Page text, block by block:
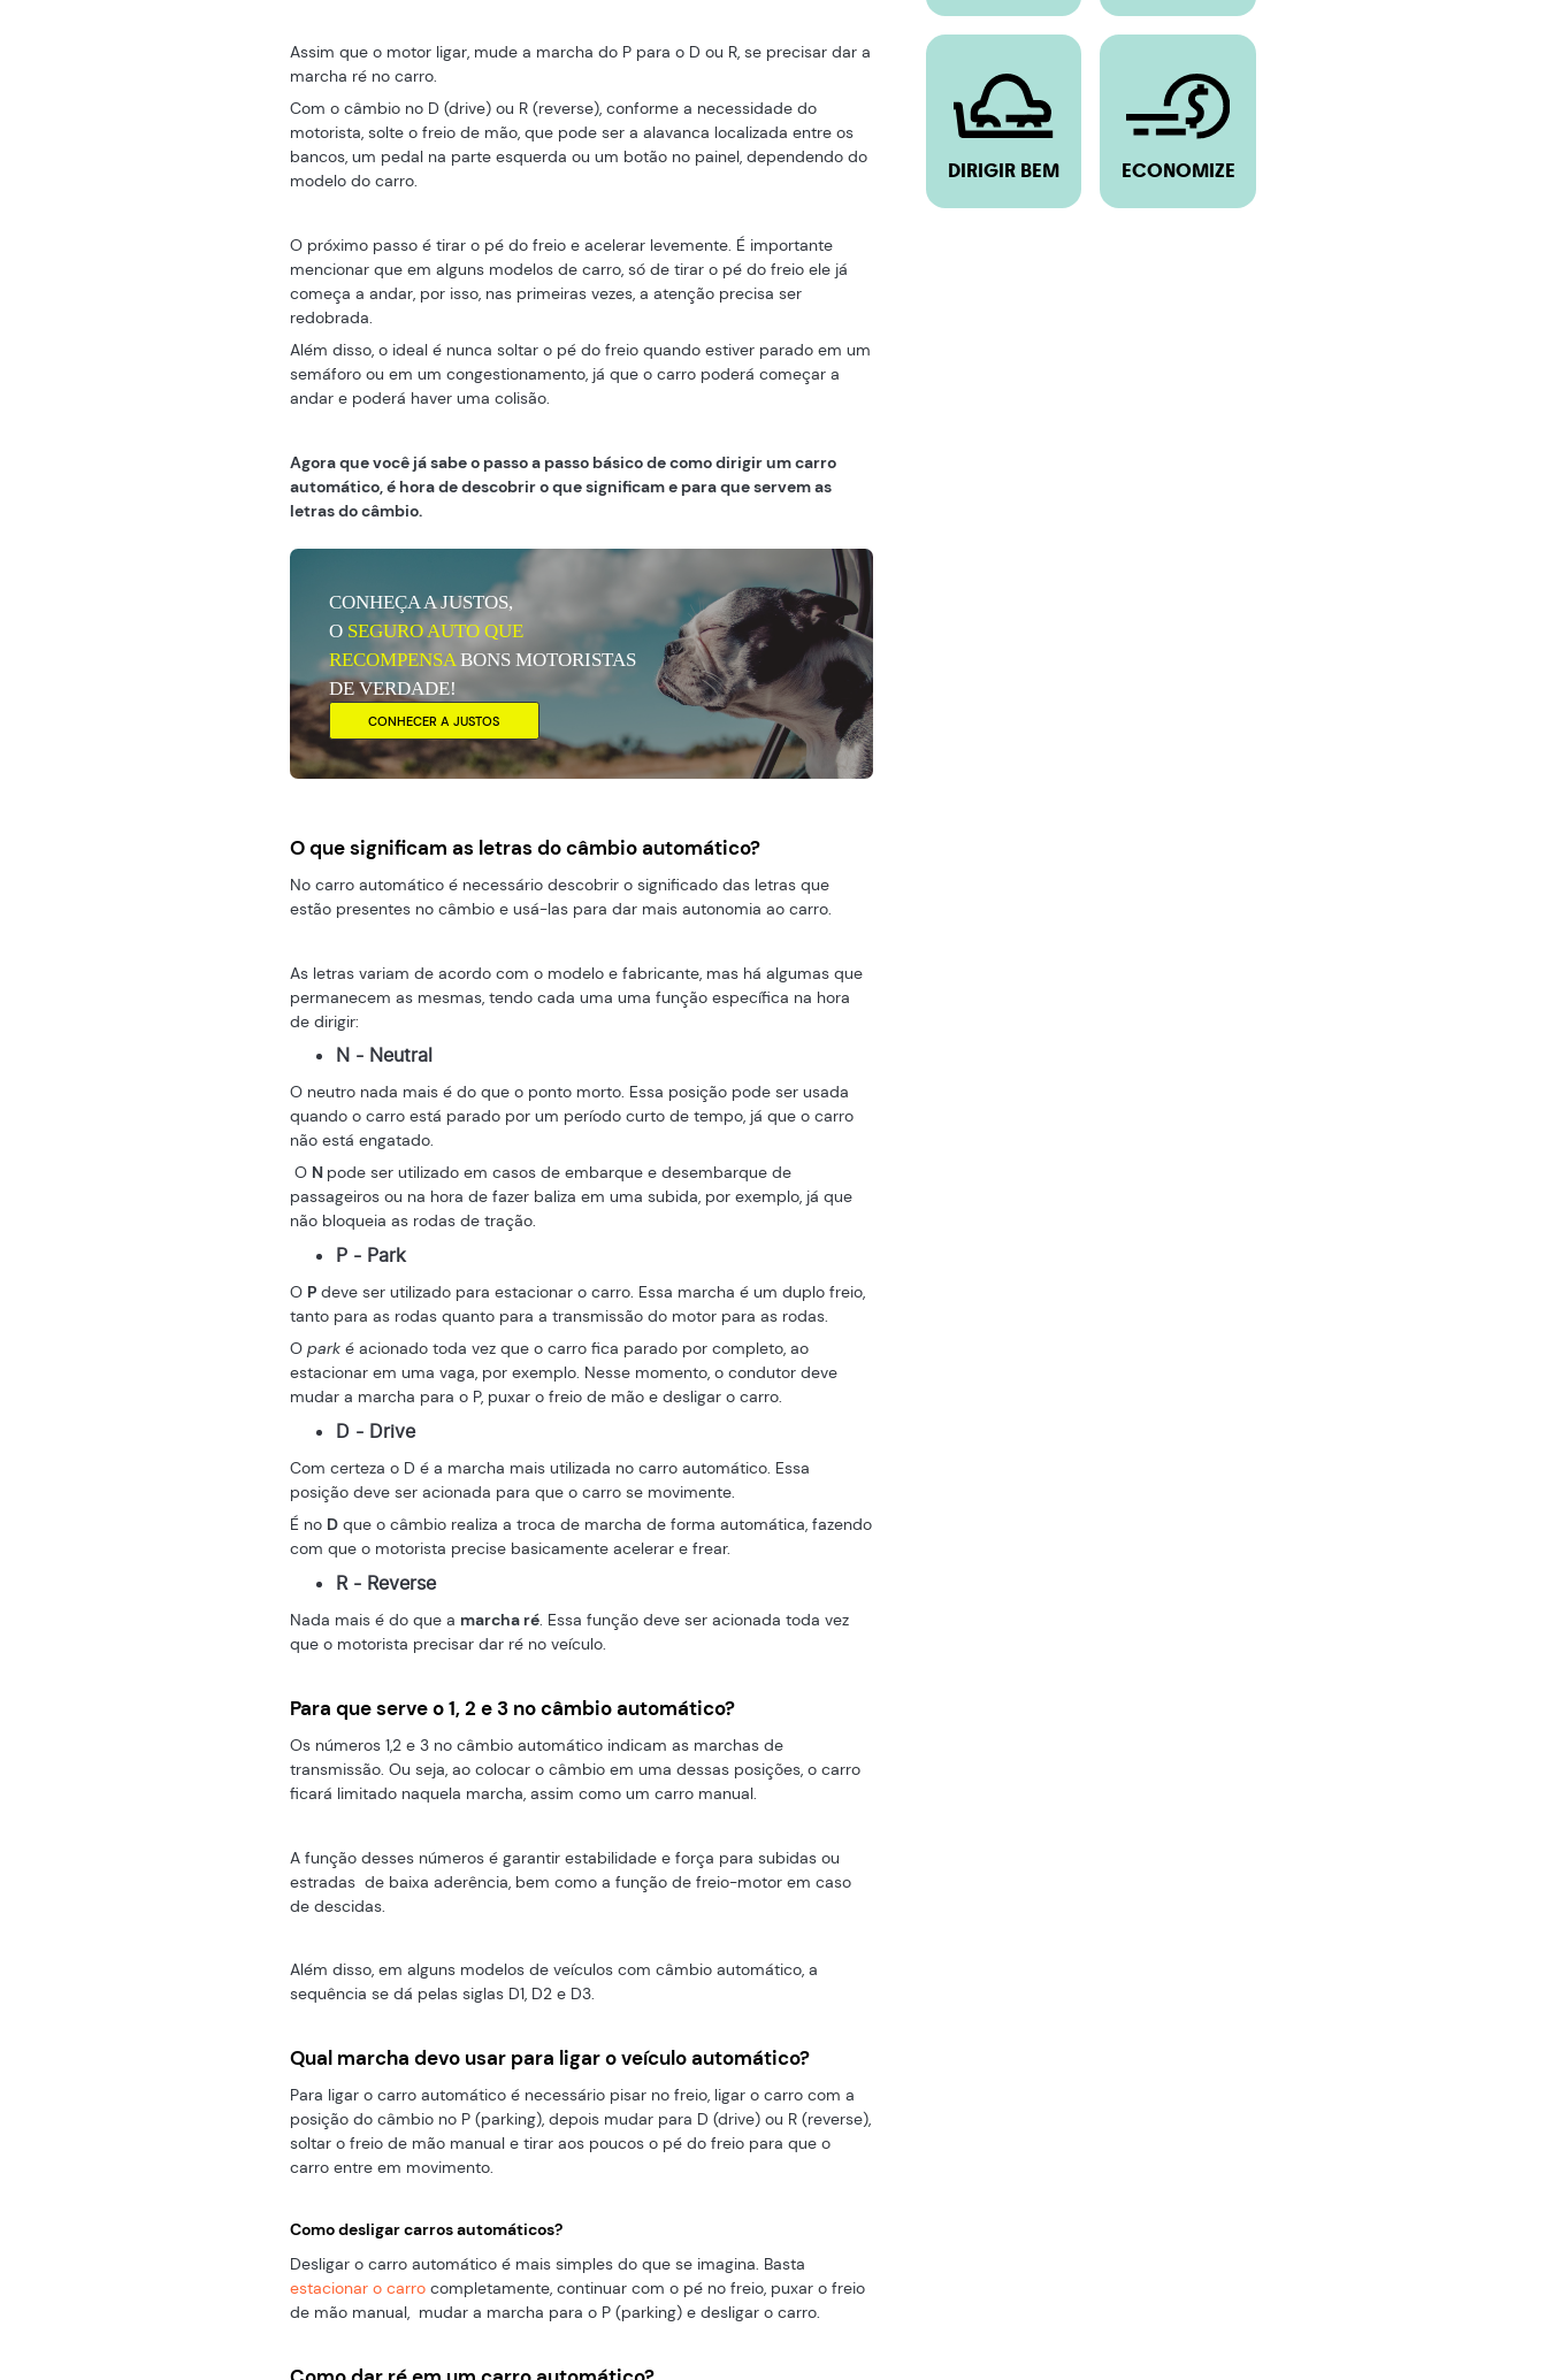
Assim que o motor ligar, mude a marcha do P para o D ou R, se precisar dar a
marcha ré no carro.
Com o câmbio no D (drive) ou R (reverse), conforme a necessidade do
motorista, solte o freio de mão, que pode ser a alavanca localizada entre os
bancos, um pedal na parte esquerda ou um botão no painel, dependendo do
modelo do carro.
O próximo passo é tirar o pé do freio e acelerar levemente. É importante
mencionar que em alguns modelos de carro, só de tirar o pé do freio ele já
começa a andar, por isso, nas primeiras vezes, a atenção precisa ser
redobrada.
Além disso, o ideal é nunca soltar o pé do freio quando estiver parado em um
semáforo ou em um congestionamento, já que o carro poderá começar a
andar e poderá haver uma colisão.
Agora que você já sabe o passo a passo básico de como dirigir um carro
automático, é hora de descobrir o que significam e para que servem as
letras do câmbio.
CONHEÇA A JUSTOS,
O SEGURO AUTO QUE
RECOMPENSABONS MOTORISTAS
DE VERDADE!
CONHECER A JUSTOS
O que significam as letras do câmbio automático?
No carro automático é necessário descobrir o significado das letras que
estão presentes no câmbio e usá-las para dar mais autonomia ao carro.
As letras variam de acordo com o modelo e fabricante, mas há algumas que
permanecem as mesmas, tendo cada uma uma função específica na hora
de dirigir:
N - Neutral
O neutro nada mais é do que o ponto morto. Essa posição pode ser usada
quando o carro está parado por um período curto de tempo, já que o carro
não está engatado.
O N pode ser utilizado em casos de embarque e desembarque de
passageiros ou na hora de fazer baliza em uma subida, por exemplo, já que
não bloqueia as rodas de tração.
P - Park
O Pdeve ser utilizado para estacionar o carro. Essa marcha é um duplo freio,
tanto para as rodas quanto para a transmissão do motor para as rodas.
Oparké acionado toda vez que o carro fica parado por completo, ao
estacionar em uma vaga, por exemplo. Nesse momento, o condutor deve
mudar a marcha para o P, puxar o freio de mão e desligar o carro.
D - Drive
Com certeza o D é a marcha mais utilizada no carro automático. Essa
posição deve ser acionada para que o carro se movimente.
É no D que o câmbio realiza a troca de marcha de forma automática, fazendo
com que o motorista precise basicamente acelerar e frear.
R - Reverse
Nada mais é do que a marcha ré. Essa função deve ser acionada toda vez
que o motorista precisar dar ré no veículo.
Para que serve o 1, 2 e 3 no câmbio automático?
Os números 1,2 e 3 no câmbio automático indicam as marchas de
transmissão. Ou seja, ao colocar o câmbio em uma dessas posições, o carro
ficará limitado naquela marcha, assim como um carro manual.
A função desses números é garantir estabilidade e força para subidas ou
estradas de baixa aderência, bem como a função de freio-motor em caso
de descidas.
Além disso, em alguns modelos de veículos com câmbio automático, a
sequência se dá pelas siglas D1, D2 e D3.
Qual marcha devo usar para ligar o veículo automático?
Para ligar o carro automático é necessário pisar no freio, ligar o carro com a
posição do câmbio no P (parking), depois mudar para D (drive) ou R (reverse),
soltar o freio de mão manual e tirar aos poucos o pé do freio para que o
carro entre em movimento.
Como desligar carros automáticos?
Desligar o carro automático é mais simples do que se imagina. Basta
estacionar o carro completamente, continuar com o pé no freio, puxar o freio
de mão manual, mudar a marcha para o P (parking) e desligar o carro.
DIRIGIR BEM ECONOMIZE